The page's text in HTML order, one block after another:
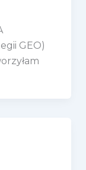
GEO)